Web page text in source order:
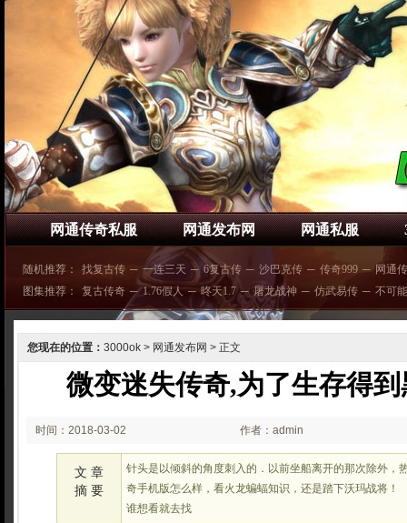
网通传奇私服 网通发布网 网通私服
随机推荐： 找复古传 ─ 一连三天 ─ 6复古传 ─ 沙巴克传 ─ 传奇999 ─ 网通
图集推荐：
复古传奇 ─ 1.76假人 ─ 昸天1.7 ─ 屠龙战神 ─ 仿武易传 ─ 不可
您现在的位置： 3000ok > 网通发布网 > 正文
微变迷失传奇,为了生存得
时间：2018-03-02
03:03
作者：admin
文 章
摘 要
针头是以倾斜的角度刺入的．以前坐船离开的那次除外，
奇手机版怎么样，看火龙蝙蝠知识，还是踏下沃玛战将！
谁想看就去找